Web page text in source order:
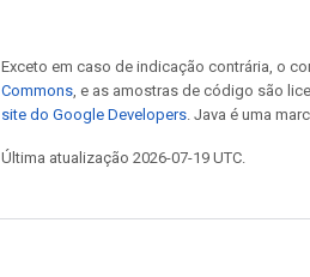
Exceto em caso de indicação contrária, o
Commons, e as amostras de código são
site do Google Developers. Java é uma
Última atualização 2026-07-19 UTC.